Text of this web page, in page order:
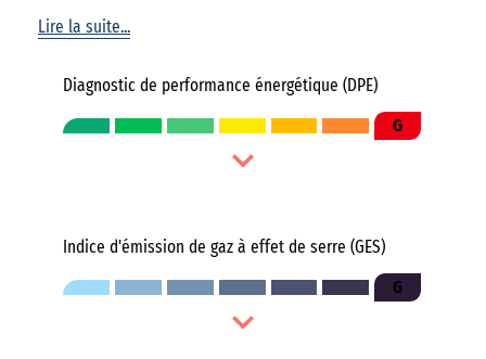
Lire la suite...
Diagnostic de performance énergétique (DPE)
G
Indice d'émission de gaz à effet de serre (GES)
G